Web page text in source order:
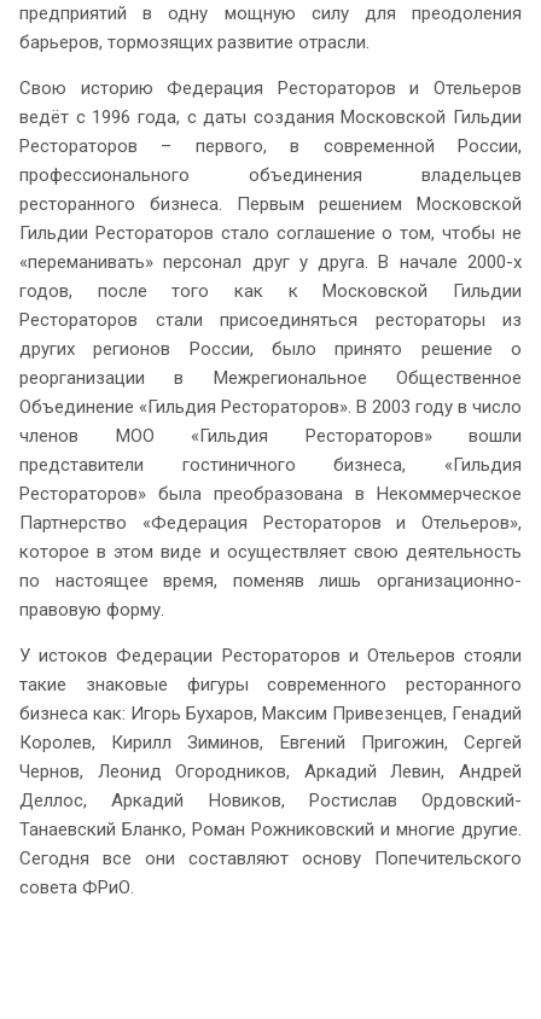
предприятий в одну мощную силу для преодоления
барьеров, тормозящих развитие отрасли.
Свою историю Федерация Рестораторов и Отельеров
ведёт с 1996 года, с даты создания Московской Гильдии
Рестораторов – первого, в современной России,
профессионального объединения владельцев
ресторанного бизнеса. Первым решением Московской
Гильдии Рестораторов стало соглашение о том, чтобы не
«переманивать» персонал друг у друга. В начале 2000-х
годов, после того как к Московской Гильдии
Рестораторов стали присоединяться рестораторы из
других регионов России, было принято решение о
реорганизации в Межрегиональное Общественное
Объединение «Гильдия Рестораторов». В 2003 году в число
членов МОО «Гильдия Рестораторов» вошли
представители гостиничного бизнеса, «Гильдия
Рестораторов» была преобразована в Некоммерческое
Партнерство «Федерация Рестораторов и Отельеров»,
которое в этом виде и осуществляет свою деятельность
по настоящее время, поменяв лишь организационно-
правовую форму.
У истоков Федерации Рестораторов и Отельеров стояли
такие знаковые фигуры современного ресторанного
бизнеса как: Игорь Бухаров, Максим Привезенцев, Генадий
Королев, Кирилл Зиминов, Евгений Пригожин, Сергей
Чернов, Леонид Огородников, Аркадий Левин, Андрей
Деллос, Аркадий Новиков, Ростислав Ордовский-
Танаевский Бланко, Роман Рожниковский и многие другие.
Сегодня все они составляют основу Попечительского
совета ФРиО.